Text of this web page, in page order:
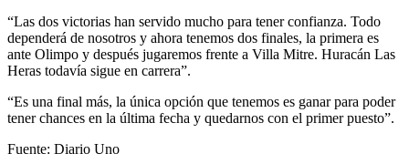
“Las dos victorias han servido mucho para tener confianza. Todo
dependerá de nosotros y ahora tenemos dos finales, la primera es
ante Olimpo y después jugaremos frente a Villa Mitre. Huracán Las
Heras todavía sigue en carrera”.
“Es una final más, la única opción que tenemos es ganar para poder
tener chances en la última fecha y quedarnos con el primer puesto”.
Fuente: Diario Uno